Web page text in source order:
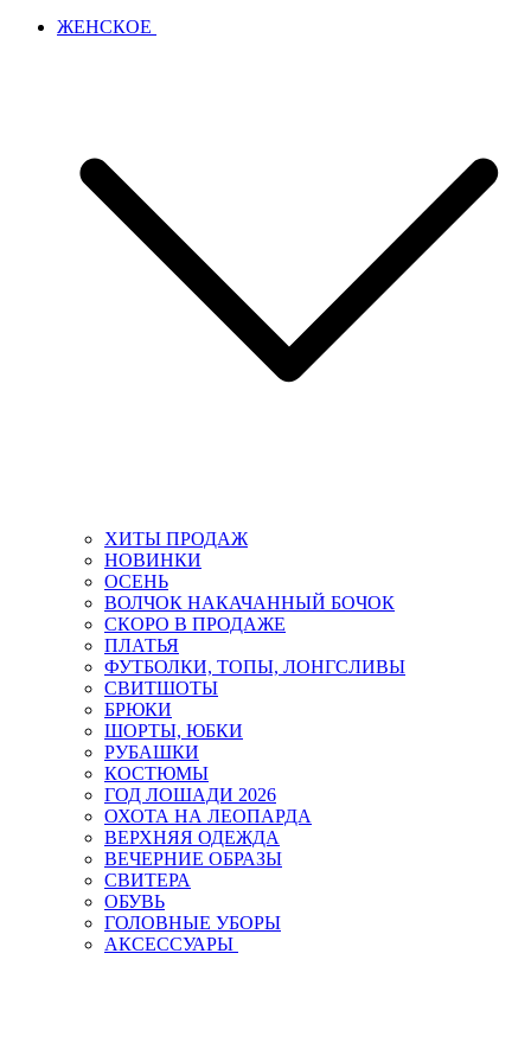
ЖЕНСКОЕ
ХИТЫ ПРОДАЖ
НОВИНКИ
ОСЕНЬ
ВОЛЧОК НАКАЧАННЫЙ БОЧОК
СКОРО В ПРОДАЖЕ
ПЛАТЬЯ
ФУТБОЛКИ, ТОПЫ, ЛОНГСЛИВЫ
СВИТШОТЫ
БРЮКИ
ШОРТЫ, ЮБКИ
РУБАШКИ
КОСТЮМЫ
ГОД ЛОШАДИ 2026
ОХОТА НА ЛЕОПАРДА
ВЕРХНЯЯ ОДЕЖДА
ВЕЧЕРНИЕ ОБРАЗЫ
СВИТЕРА
ОБУВЬ
ГОЛОВНЫЕ УБОРЫ
АКСЕССУАРЫ